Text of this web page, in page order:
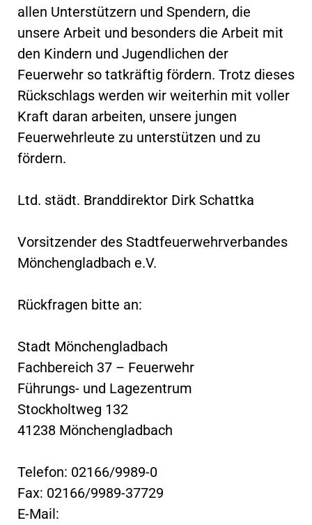
allen Unterstützern und Spendern, die
unsere Arbeit und besonders die Arbeit mit
den Kindern und Jugendlichen der
Feuerwehr so tatkräftig fördern. Trotz dieses
Rückschlags werden wir weiterhin mit voller
Kraft daran arbeiten, unsere jungen
Feuerwehrleute zu unterstützen und zu
fördern.
Ltd. städt. Branddirektor Dirk Schattka
Vorsitzender des Stadtfeuerwehrverbandes
Mönchengladbach e.V.
Rückfragen bitte an:
Stadt Mönchengladbach
Fachbereich 37 – Feuerwehr
Führungs- und Lagezentrum
Stockholtweg 132
41238 Mönchengladbach
Telefon: 02166/9989-0
Fax: 02166/9989-37729
E-Mail: